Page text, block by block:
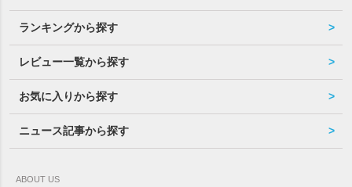
ランキングから探す
レビュー一覧から探す
お気に入りから探す
ニュース記事から探す
ABOUT US